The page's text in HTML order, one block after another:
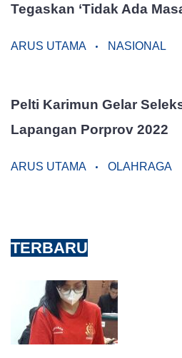
Tegaskan ‘Tidak Ada
ARUS UTAMA NASIONAL
Pelti Karimun Gelar
Lapangan Porprov 2022
ARUS UTAMA OLAHRAGA
TERBARU